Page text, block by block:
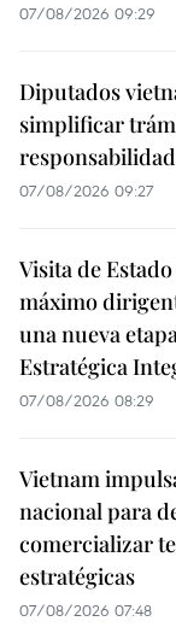
07/08/2026 09:29
Diputados
simplificar
07/08/2026 09:27
Visita de
máximo
una nueva
Estratégica
07/08/2026 08:29
Vietnam
nacional para
comercializar
estratégicas
07/08/2026 07:48